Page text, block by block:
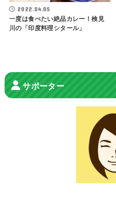
2022.04.05
一度は食べたい絶品カレー！検見
川の「印度料理シタール」
サポーター